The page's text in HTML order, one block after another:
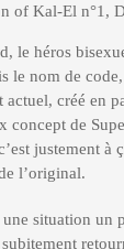
of Kal-El n°1,
le héros
le nom de
actuel, créé en
concept de
justement à
l’original.
situation un